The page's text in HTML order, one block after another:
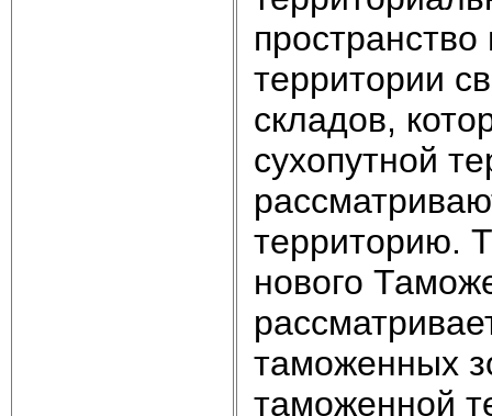
территории
складов,
сухопутной
территорию.
нового
таможенных
таможенной